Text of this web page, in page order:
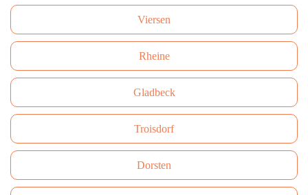
Viersen
Rheine
Gladbeck
Troisdorf
Dorsten